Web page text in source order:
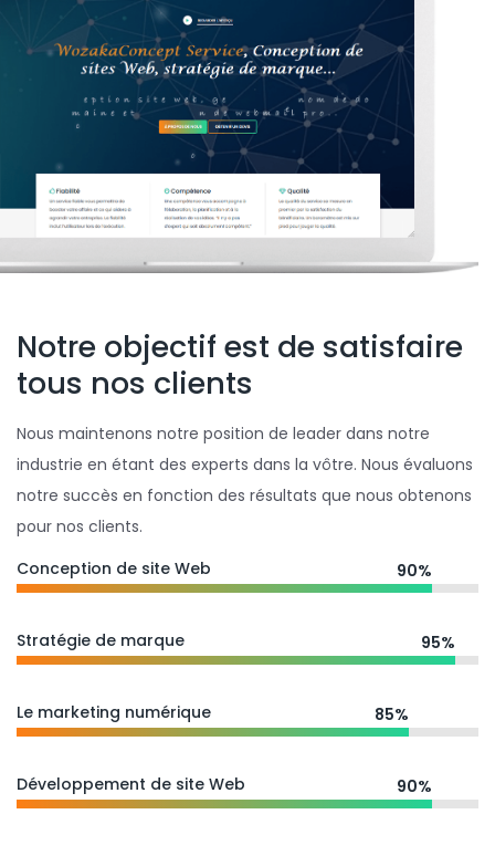
Notre objectif est de satisfaire
tous nos clients
Nous maintenons notre position de leader dans notre
industrie en étant des experts dans la vôtre. Nous évaluons
notre succès en fonction des résultats que nous obtenons
pour nos clients.
Conception de site Web
90%
Stratégie de marque 95%
Le marketing numérique 85%
Développement de site Web 90%